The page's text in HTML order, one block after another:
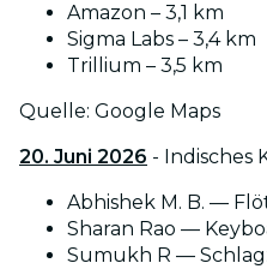
Amazon – 3,1 km
Sigma Labs – 3,4 km
Trillium – 3,5 km
Quelle: Google Maps
20. Juni 2026 - Indisches
Abhishek M. B. —
Sharan Rao —
Sumukh R —